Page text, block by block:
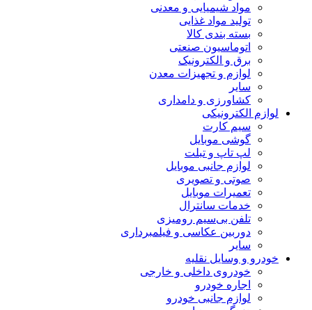
مواد شیمیایی و معدنی
تولید مواد غذایی
بسته بندی کالا
اتوماسیون صنعتی
برق و الکترونیک
لوازم و تجهیزات معدن
سایر
کشاورزی و دامداری
لوازم الکترونیکی
سیم کارت
گوشی موبایل
لپ تاپ و تبلت
لوازم جانبی موبایل
صوتی و تصویری
تعمیرات موبایل
خدمات سانترال
تلفن بی‌سیم رومیزی
دوربین عکاسی و فیلمبرداری
سایر
خودرو و وسایل نقلیه
خودروی داخلی و خارجی
اجاره خودرو
لوازم جانبی خودرو